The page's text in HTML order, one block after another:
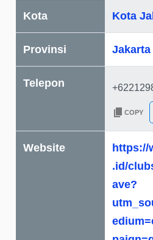
Kota Kota
Provinsi Jakarta
Telepon
COPY
Website
https://
.id/
ave?